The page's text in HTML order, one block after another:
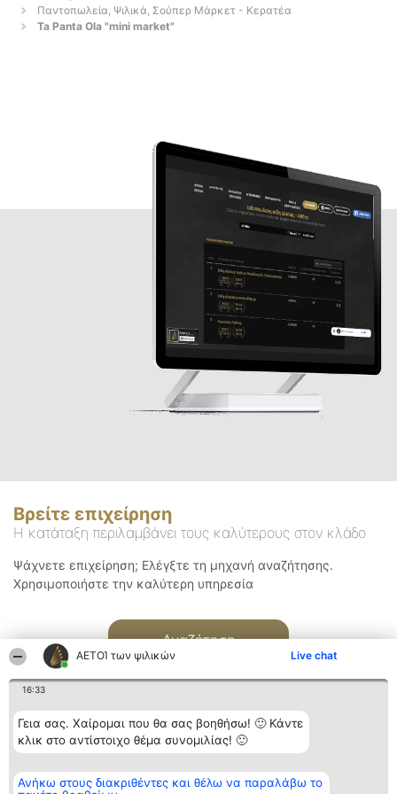
ΑΕΤΟΊ των ψιλικών Live chat
16:33
Γεια σας. Χαίρομαι που θα σας βοηθήσω! 🙂 Κάντε
κλικ στο αντίστοιχο θέμα συνομιλίας! 🙂
Ανήκω στους διακριθέντες και θέλω να παραλάβω το
Παντοπωλεία, Ψιλικά, Σούπερ Μάρκετ - Κερατέα
Ta Panta Ola "mini market"
Βρείτε επιχείρηση
Η κατάταξη περιλαμβάνει τους καλύτερους στον κλάδο
Ψάχνετε επιχείρηση; Ελέγξτε τη μηχανή αναζήτησης.
Χρησιμοποιήστε την καλύτερη υπηρεσία
Αναζήτηση
Διοργανωτής της
κατάταξης
Κατάταξη
Διακριθέντες
Επικοινωνία
Επικοινωνία